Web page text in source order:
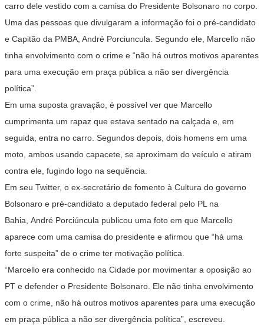
carro dele vestido com a camisa do Presidente Bolsonaro no corpo.
Uma das pessoas que divulgaram a informação foi o pré-candidato
e Capitão da PMBA, André Porciuncula. Segundo ele, Marcello não
tinha envolvimento com o crime e “não há outros motivos aparentes
para uma execução em praça pública a não ser divergência
política”.
Em uma suposta gravação, é possível ver que Marcello
cumprimenta um rapaz que estava sentado na calçada e, em
seguida, entra no carro. Segundos depois, dois homens em uma
moto, ambos usando capacete, se aproximam do veículo e atiram
contra ele, fugindo logo na sequência.
Em seu Twitter, o ex-secretário de fomento à Cultura do governo
Bolsonaro e pré-candidato a deputado federal pelo PL na
Bahia, André Porciúncula publicou uma foto em que Marcello
aparece com uma camisa do presidente e afirmou que “há uma
forte suspeita” de o crime ter motivação política.
“Marcello era conhecido na Cidade por movimentar a oposição ao
PT e defender o Presidente Bolsonaro. Ele não tinha envolvimento
com o crime, não há outros motivos aparentes para uma execução
em praça pública a não ser divergência política”, escreveu.